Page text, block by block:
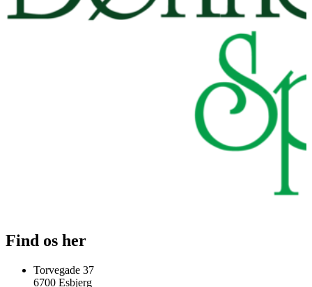
Find os her
Torvegade 37
6700 Esbjerg